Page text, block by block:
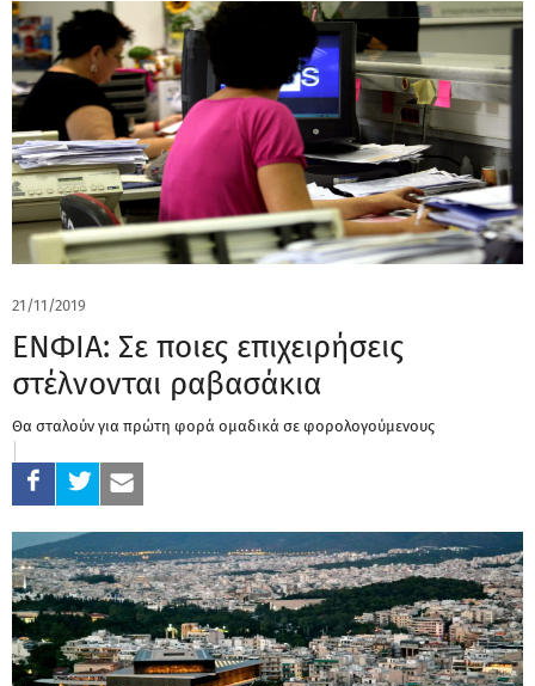
21/11/2019
ΕΝΦΙΑ: Σε ποιες επιχειρήσεις
στέλνονται ραβασάκια
Θα σταλούν για πρώτη φορά ομαδικά σε φορολογούμενους